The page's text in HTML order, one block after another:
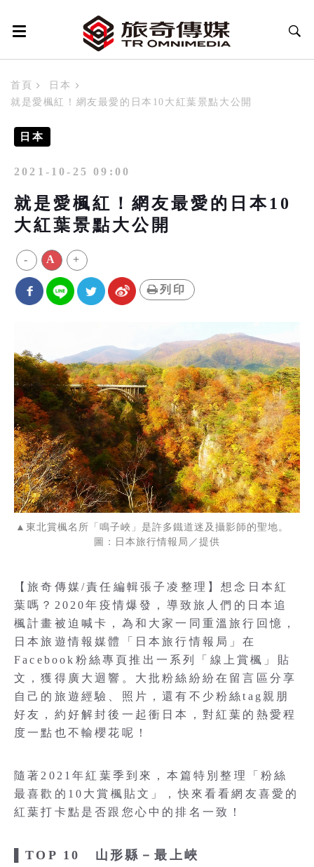
首頁
日本
就是愛楓紅！網友最愛的日本10大紅葉景點大公開
日本
2021-10-25 09:00
就是愛楓紅！網友最愛的日本10
大紅葉景點大公開
- A +
列印
▲東北賞楓名所「鳴子峽」是許多鐵道迷及攝影師的聖地。
圖：日本旅行情報局／提供
【旅奇傳媒/責任編輯張子凌整理】想念日本紅
葉嗎？2020年疫情爆發，導致旅人們的日本追
楓計畫被迫喊卡，為和大家一同重溫旅行回憶，
日本旅遊情報媒體「日本旅行情報局」在
Facebook粉絲專頁推出一系列「線上賞楓」貼
文，獲得廣大迴響。大批粉絲紛紛在留言區分享
自己的旅遊經驗、照片，還有不少粉絲tag親朋
好友，約好解封後一起衝日本，對紅葉的熱愛程
度一點也不輸櫻花呢！
隨著2021年紅葉季到來，本篇特別整理「粉絲
最喜歡的10大賞楓貼文」，快來看看網友喜愛的
紅葉打卡點是否跟您心中的排名一致！
▌TOP 10 山形縣－最上峽